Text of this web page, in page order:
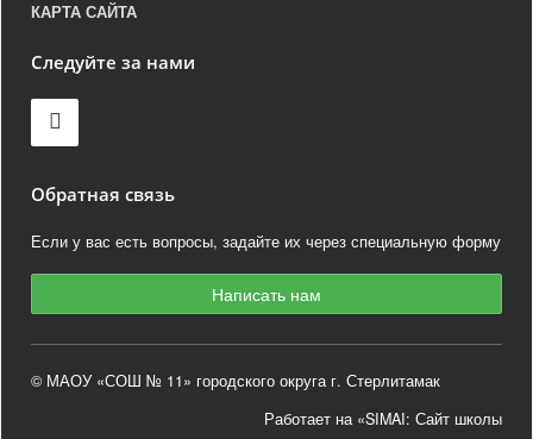
КАРТА САЙТА
Следуйте за нами
Обратная связь
Если у вас есть вопросы, задайте их через специальную форму
Написать нам
© МАОУ «СОШ № 11» городского округа г. Стерлитамак
Работает на «SIMAI: Сайт школы